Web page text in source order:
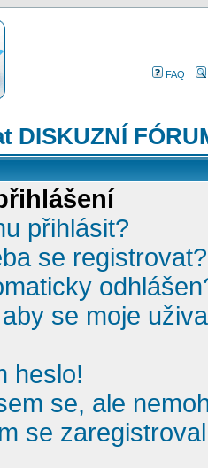
FAQ
DISKUZNÍ
přihlásit?
se registrovat?
se moje
heslo!
se, ale
se